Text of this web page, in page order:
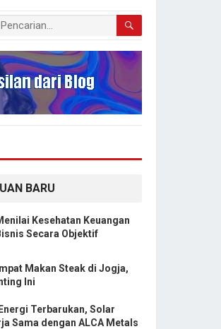
BARU
Kesehatan Keuangan
Secara Objektif
Makan Steak di Jogja,
Ini
Terbarukan, Solar
Sama dengan ALCA Metals